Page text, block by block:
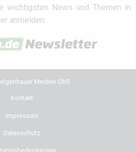
wichtigsten News und Themen in
anmelden:
Medien GbR
Kontakt
Impressum
Datenschutz